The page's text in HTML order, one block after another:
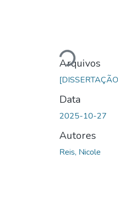
Carregando...
Arquivos
Data
2025-10-27
Autores
Reis, Nicole